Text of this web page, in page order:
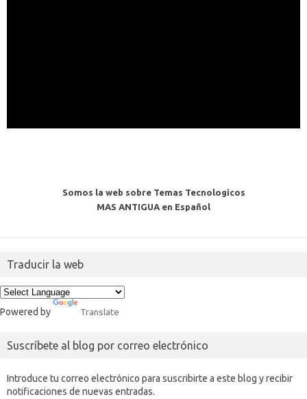
Somos la web sobre Temas Tecnologicos
MAS ANTIGUA en Español
Traducir la web
Powered by Translate
Suscríbete al blog por correo electrónico
Introduce tu correo electrónico para suscribirte a este blog y recibir
notificaciones de nuevas entradas.